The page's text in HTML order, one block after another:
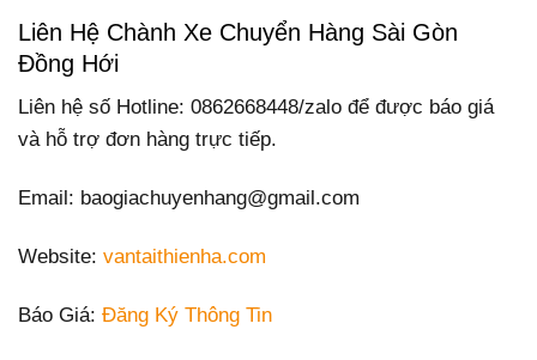
Liên Hệ Chành Xe Chuyển Hàng Sài Gòn
Đồng Hới
Liên hệ số Hotline: 0862668448/zalo để được báo giá
và hỗ trợ đơn hàng trực tiếp.
Email: baogiachuyenhang@gmail.com
Website: vantaithienha.com
Báo Giá: Đăng Ký Thông Tin